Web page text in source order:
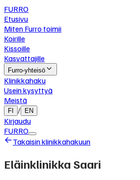
FURRO
Etusivu
Miten Furro toimii
Koirille
Kissoille
Kasvattajille
Furro-yhteisö
Klinikkahaku
Usein kysyttyä
Meistä
FI / EN
Kirjaudu
FURRO
Takaisin klinikkahakuun
Eläinklinikka Saari